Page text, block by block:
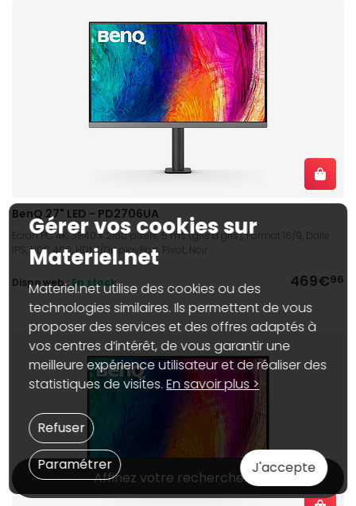
BenQ 27" LED - PD2706UA
Ecran PC 4K, 3840 x 2160 pixels, 5 ms (gris à gris), Format 16/9, Dalle
IPS, HDR 400, HDMI/DisplayPort, Pivot, Noir
469€96
Dispo web : En stock
Affinez votre recherche
Gérer vos cookies sur
Materiel.net
Materiel.net utilise des cookies ou des
technologies similaires. Ils permettent de vous
proposer des services et des offres adaptés à
vos centres d’intérêt, de vous garantir une
meilleure expérience utilisateur et de réaliser des
statistiques de visites.En savoir plus >
J'accepte
Paramétrer
Refuser